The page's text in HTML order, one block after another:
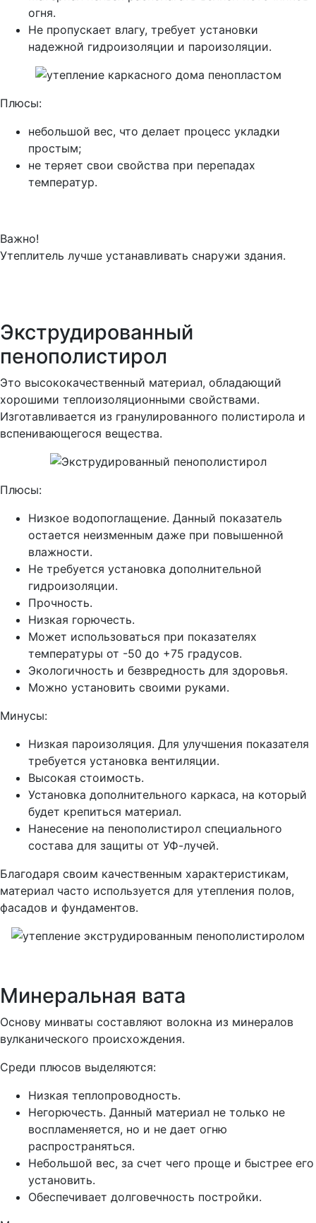
огня.
Не пропускает влагу, требует установки
надежной гидроизоляции и пароизоляции.
Плюсы:
небольшой вес, что делает процесс укладки
простым;
не теряет свои свойства при перепадах
температур.
Важно!
Утеплитель лучше устанавливать снаружи здания.
Экструдированный
пенополистирол
Это высококачественный материал, обладающий
хорошими теплоизоляционными свойствами.
Изготавливается из гранулированного полистирола и
вспенивающегося вещества.
Плюсы:
Низкое водопоглащение. Данный показатель
остается неизменным даже при повышенной
влажности.
Не требуется установка дополнительной
гидроизоляции.
Прочность.
Низкая горючесть.
Может использоваться при показателях
температуры от -50 до +75 градусов.
Экологичность и безвредность для здоровья.
Можно установить своими руками.
Минусы:
Низкая пароизоляция. Для улучшения показателя
требуется установка вентиляции.
Высокая стоимость.
Установка дополнительного каркаса, на который
будет крепиться материал.
Нанесение на пенополистирол специального
состава для защиты от УФ-лучей.
Благодаря своим качественным характеристикам,
материал часто используется для утепления полов,
фасадов и фундаментов.
Минеральная вата
Основу минваты составляют волокна из минералов
вулканического происхождения.
Среди плюсов выделяются:
Низкая теплопроводность.
Негорючесть. Данный материал не только не
воспламеняется, но и не дает огню
распространяться.
Небольшой вес, за счет чего проще и быстрее его
установить.
Обеспечивает долговечность постройки.